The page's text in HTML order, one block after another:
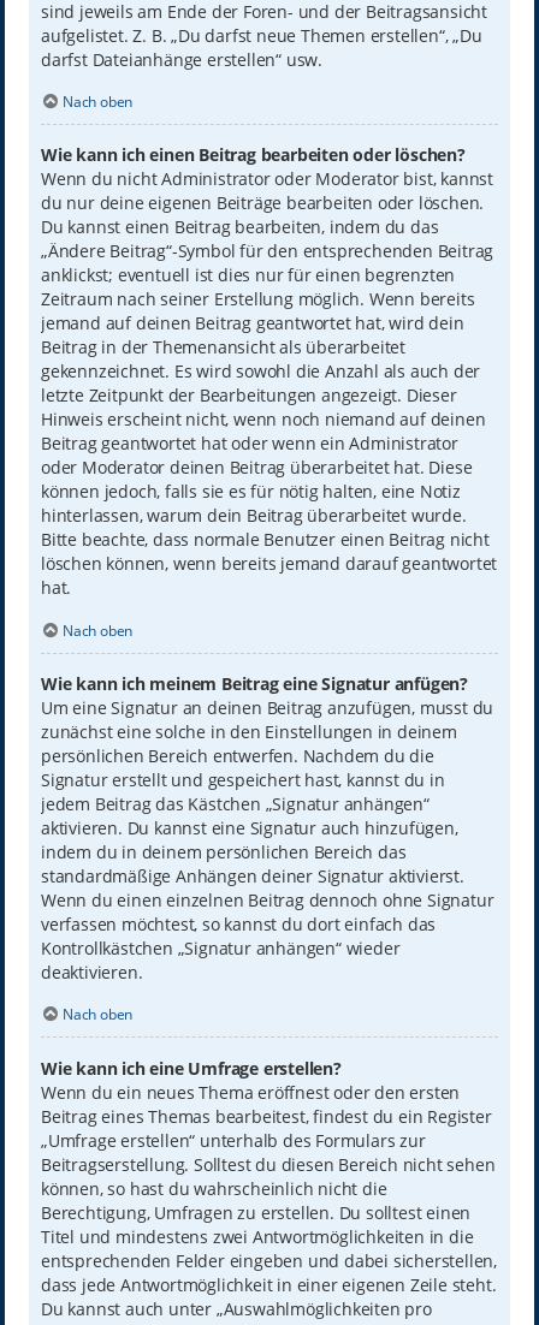
sind jeweils am Ende der Foren- und der Beitragsansicht
aufgelistet. Z. B. „Du darfst neue Themen erstellen“, „Du
darfst Dateianhänge erstellen“ usw.
Nach oben
Wie kann ich einen Beitrag bearbeiten oder löschen?
Wenn du nicht Administrator oder Moderator bist, kannst
du nur deine eigenen Beiträge bearbeiten oder löschen.
Du kannst einen Beitrag bearbeiten, indem du das
„Ändere Beitrag“-Symbol für den entsprechenden Beitrag
anklickst; eventuell ist dies nur für einen begrenzten
Zeitraum nach seiner Erstellung möglich. Wenn bereits
jemand auf deinen Beitrag geantwortet hat, wird dein
Beitrag in der Themenansicht als überarbeitet
gekennzeichnet. Es wird sowohl die Anzahl als auch der
letzte Zeitpunkt der Bearbeitungen angezeigt. Dieser
Hinweis erscheint nicht, wenn noch niemand auf deinen
Beitrag geantwortet hat oder wenn ein Administrator
oder Moderator deinen Beitrag überarbeitet hat. Diese
können jedoch, falls sie es für nötig halten, eine Notiz
hinterlassen, warum dein Beitrag überarbeitet wurde.
Bitte beachte, dass normale Benutzer einen Beitrag nicht
löschen können, wenn bereits jemand darauf geantwortet
hat.
Nach oben
Wie kann ich meinem Beitrag eine Signatur anfügen?
Um eine Signatur an deinen Beitrag anzufügen, musst du
zunächst eine solche in den Einstellungen in deinem
persönlichen Bereich entwerfen. Nachdem du die
Signatur erstellt und gespeichert hast, kannst du in
jedem Beitrag das Kästchen „Signatur anhängen“
aktivieren. Du kannst eine Signatur auch hinzufügen,
indem du in deinem persönlichen Bereich das
standardmäßige Anhängen deiner Signatur aktivierst.
Wenn du einen einzelnen Beitrag dennoch ohne Signatur
verfassen möchtest, so kannst du dort einfach das
Kontrollkästchen „Signatur anhängen“ wieder
deaktivieren.
Nach oben
Wie kann ich eine Umfrage erstellen?
Wenn du ein neues Thema eröffnest oder den ersten
Beitrag eines Themas bearbeitest, findest du ein Register
„Umfrage erstellen“ unterhalb des Formulars zur
Beitragserstellung. Solltest du diesen Bereich nicht sehen
können, so hast du wahrscheinlich nicht die
Berechtigung, Umfragen zu erstellen. Du solltest einen
Titel und mindestens zwei Antwortmöglichkeiten in die
entsprechenden Felder eingeben und dabei sicherstellen,
dass jede Antwortmöglichkeit in einer eigenen Zeile steht.
Du kannst auch unter „Auswahlmöglichkeiten pro